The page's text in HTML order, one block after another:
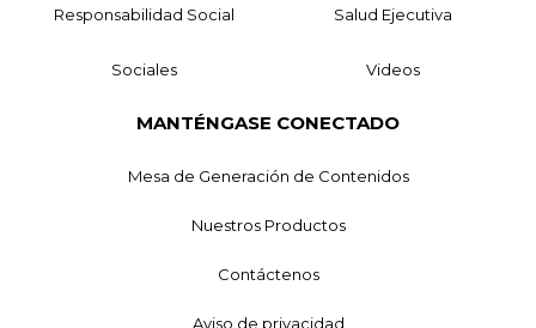
Responsabilidad Social Salud Ejecutiva
Sociales Videos
MANTÉNGASE CONECTADO
Mesa de Generación de Contenidos
Nuestros Productos
Contáctenos
Aviso de privacidad